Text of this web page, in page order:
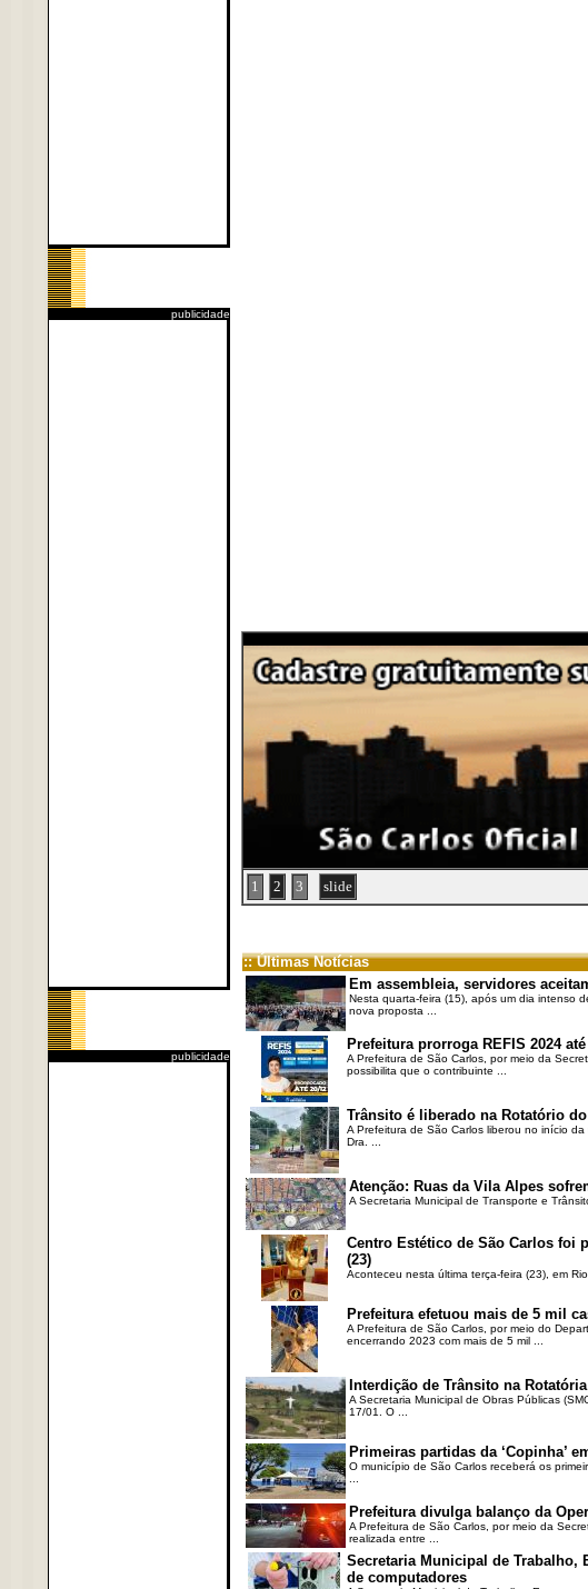
publicidade
publicidade
1 2 3 slide
:: Últimas Notícias
Em assembleia, servidores
Nesta quarta-feira (15), após um dia intenso
nova proposta ...
Prefeitura prorroga REFIS 2024
A Prefeitura de São Carlos, por meio da
possibilita que o contribuinte ...
Trânsito é liberado na Rotatório
A Prefeitura de São Carlos liberou no início
Dra. ...
Atenção: Ruas da Vila Alpes
A Secretaria Municipal de Transporte e
Centro Estético de São Carlos foi
(23)
Aconteceu nesta última terça-feira (23), em
Prefeitura efetuou mais de 5 mil
A Prefeitura de São Carlos, por meio do
encerrando 2023 com mais de 5 mil ...
Interdição de Trânsito na
A Secretaria Municipal de Obras Públicas
17/01. O ...
Primeiras partidas da ‘Copinha’
O município de São Carlos receberá os
Prefeitura divulga balanço da
A Prefeitura de São Carlos, por meio da
realizada entre ...
Secretaria Municipal de Trabalho,
de computadores